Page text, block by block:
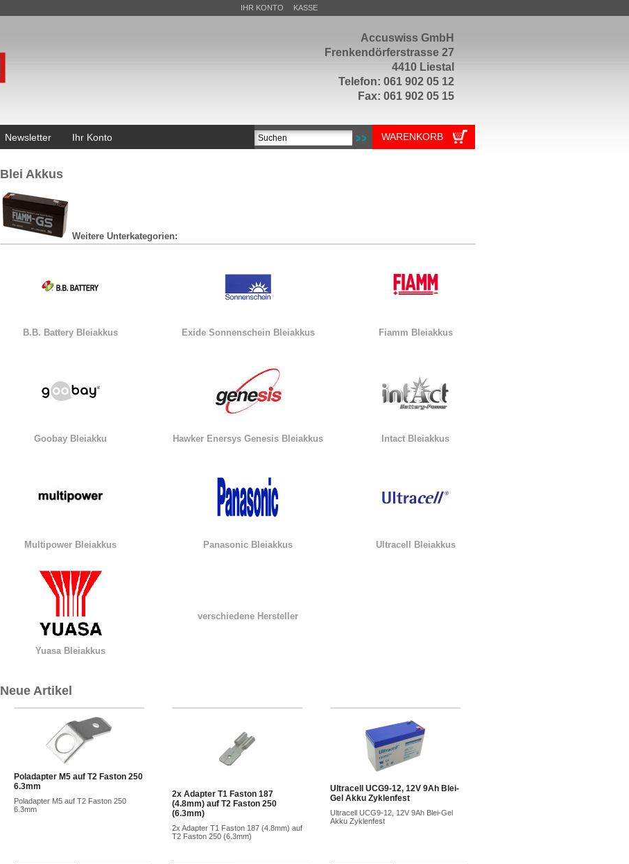
Accuswiss GmbH
Frenkendörferstrasse 27
4410 Liestal
Telefon: 061 902 05 12
Fax: 061 902 05 15
IHR KONTO KASSE
Newsletter Ihr Konto WARENKORB
Blei Akkus
Weitere Unterkategorien:
B.B. Battery Bleiakkus Exide Sonnenschein Bleiakkus Fiamm Bleiakkus
Goobay Bleiakku Hawker Enersys Genesis Bleiakkus Intact Bleiakkus
Multipower Bleiakkus Panasonic Bleiakkus Ultracell Bleiakkus
Yuasa Bleiakkus
verschiedene Hersteller
Neue Artikel
Poladapter M5 auf T2 Faston 250
6.3mm
Poladapter M5 auf T2 Faston 250
6.3mm
2x Adapter T1 Faston 187
(4.8mm) auf T2 Faston 250
(6.3mm)
2x Adapter T1 Faston 187 (4.8mm) auf
T2 Faston 250 (6.3mm)
Ultracell UCG9-12, 12V 9Ah Blei-
Gel Akku Zyklenfest
Ultracell UCG9-12, 12V 9Ah Blei-Gel
Akku Zyklenfest